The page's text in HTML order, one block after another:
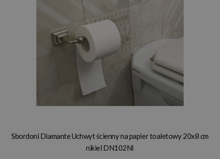
Sbordoni Diamante Uchwyt ścienny na papier toaletowy 20x8 cm
nikiel DN102NI